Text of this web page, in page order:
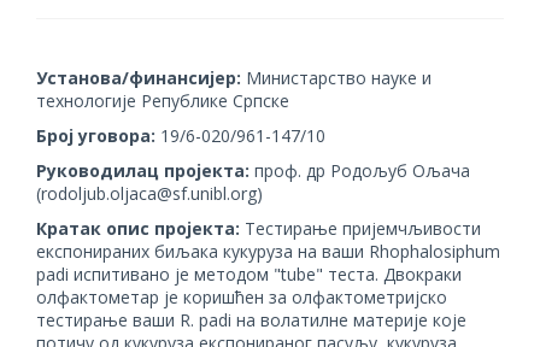
Установа/финансијер: Министарство науке и
технологије Републике Српске
Број уговора: 19/6-020/961-147/10
Руководилац пројекта: проф. др Родољуб Ољача
(rodoljub.oljaca@sf.unibl.org)
Кратак опис пројекта: Тестирање пријемчљивости
експонираних биљака кукуруза на ваши Rhophalosiphum
padi испитивано је методом "tube" теста. Двокраки
олфактометар је коришћен за олфактометријско
тестирање ваши R. padi на волатилне материје које